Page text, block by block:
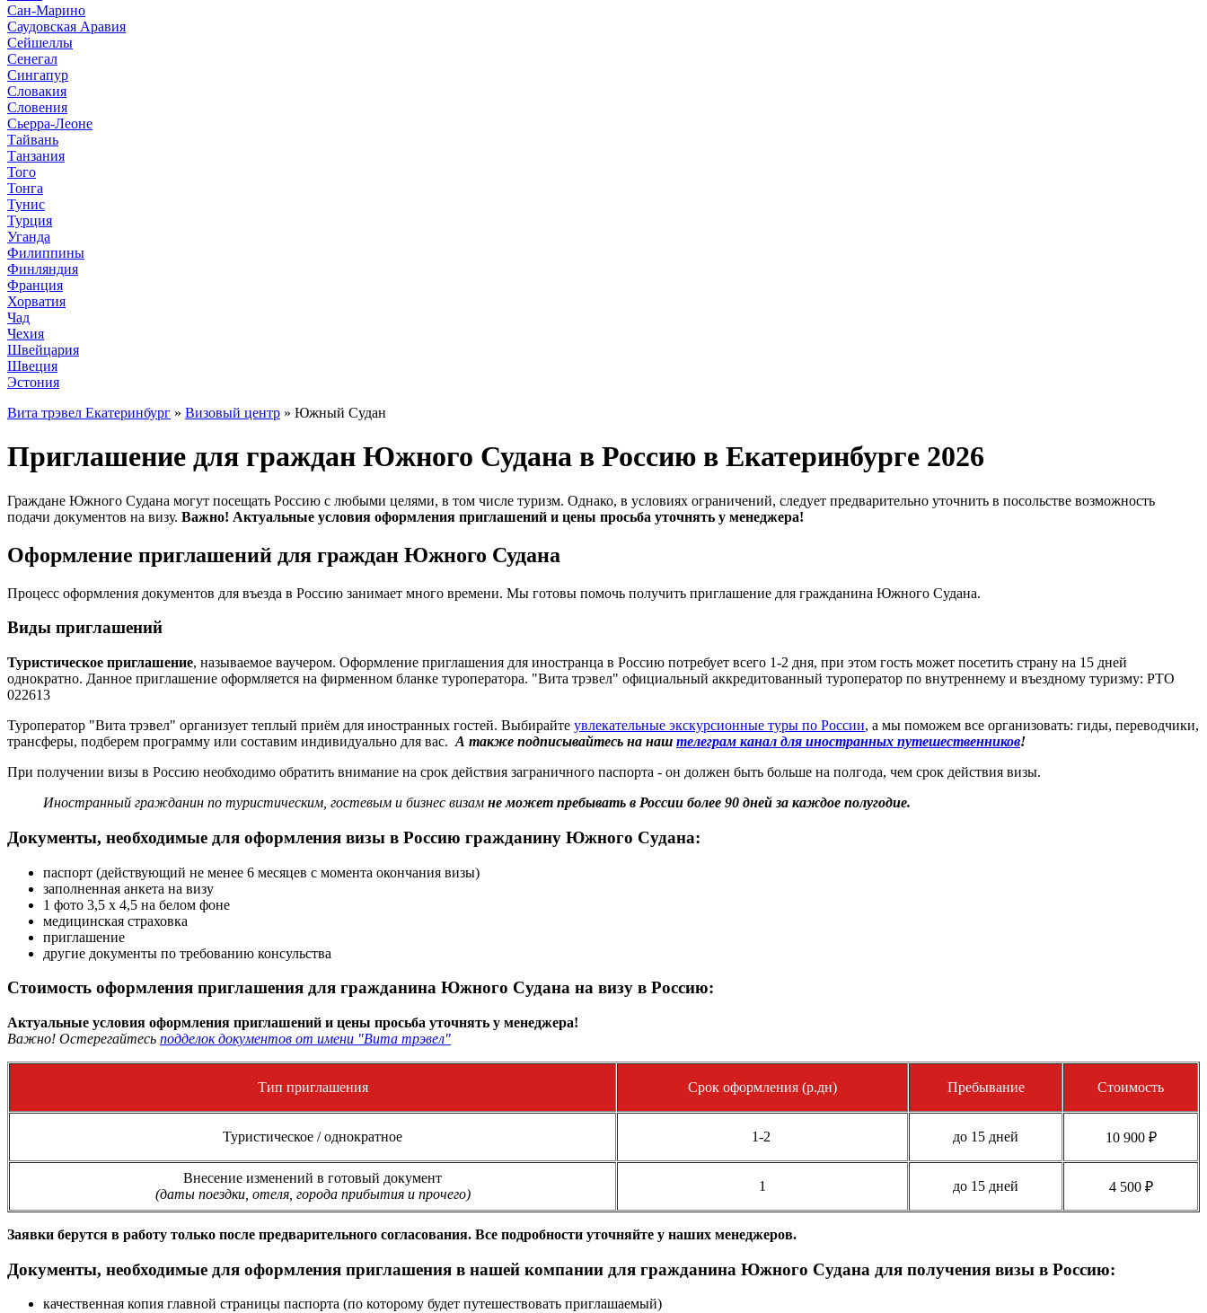
Сан-Марино
Саудовская Аравия
Сейшеллы
Сенегал
Сингапур
Словакия
Словения
Сьерра-Леоне
Тайвань
Танзания
Того
Тонга
Тунис
Турция
Уганда
Филиппины
Финляндия
Франция
Хорватия
Чад
Чехия
Швейцария
Швеция
Эстония
Вита трэвел Екатеринбург » Визовый центр » Южный Судан
Приглашение для граждан Южного Судана в Россию в Екатеринбурге 2026
Граждане Южного Судана могут посещать Россию с любыми целями, в том числе туризм. Однако, в условиях ограничений, следует предварительно уточнить в посольстве возможность
подачи документов на визу. Важно! Актуальные условия оформления приглашений и цены просьба уточнять у менеджера!
Оформление приглашений для граждан Южного Судана
Процесс оформления документов для въезда в Россию занимает много времени. Мы готовы помочь получить приглашение для гражданина Южного Судана.
Виды приглашений
Туристическое приглашение, называемое ваучером. Оформление приглашения для иностранца в Россию потребует всего 1-2 дня, при этом гость может посетить страну на 15 дней
однократно. Данное приглашение оформляется на фирменном бланке туроператора. "Вита трэвел" официальный аккредитованный туроператор по внутреннему и въездному туризму: РТО
022613
Туроператор "Вита трэвел" организует теплый приём для иностранных гостей. Выбирайте увлекательные экскурсионные туры по России, а мы поможем все организовать: гиды, переводчики,
трансферы, подберем программу или составим индивидуально для вас. А также подписывайтесь на наш телеграм канал для иностранных путешественников!
При получении визы в Россию необходимо обратить внимание на срок действия заграничного паспорта - он должен быть больше на полгода, чем срок действия визы.
Иностранный гражданин по туристическим, гостевым и бизнес визам не может пребывать в России более 90 дней за каждое полугодие.
Документы, необходимые для оформления визы в Россию гражданину Южного Судана:
паспорт (действующий не менее 6 месяцев с момента окончания визы)
заполненная анкета на визу
1 фото 3,5 х 4,5 на белом фоне
медицинская страховка
приглашение
другие документы по требованию консульства
Стоимость оформления приглашения для гражданина Южного Судана на визу в Россию:
Актуальные условия оформления приглашений и цены просьба уточнять у менеджера!
Важно! Остерегайтесь подделок документов от имени "Вита трэвел"
Тип приглашения Срок оформления (р.дн) Пребывание Стоимость
Туристическое / однократное 1-2 до 15 дней 10 900 ₽
Внесение изменений в готовый документ
(даты поездки, отеля, города прибытия и прочего)
1 до 15 дней 4 500 ₽
Заявки берутся в работу только после предварительного согласования. Все подробности уточняйте у наших менеджеров.
Документы, необходимые для оформления приглашения в нашей компании для гражданина Южного Судана для получения визы в Россию:
качественная копия главной страницы паспорта (по которому будет путешествовать приглашаемый)